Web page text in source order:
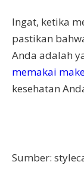
Ingat, ketika
pastikan
Anda adalah
memakai
kesehatan
Sumber: